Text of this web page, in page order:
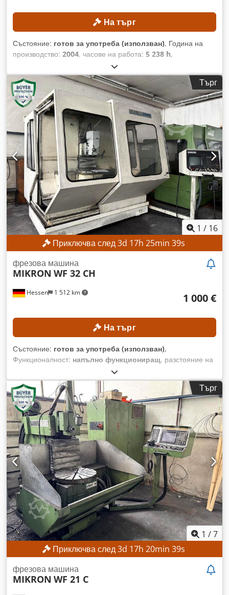
На търг
Състояние: готов за употреба (използван), Година на
производство: 2004, часове на работа: 5 238 h,
напълно функциониращ
машина/превозно средство:120007, разстояние на
движение по ост X:1 200 мм, ход по оста Y: 700 мм, ход по
оста Z:
750 мм , модел на контролер:Heidenhain TNC530,
максимална скорост на вретеното:8 000 об/мин, Без
минимална цена – гарантирана продажба на най-високата
предложена цена! ТЕХНИЧЕСКИ ДАННИ Ход по ос X: 1200
мм Ход по ос Y: 700 мм Ход по ос Z: 750 мм
Dcodpjzpwykefx Alxok Скорост на шпиндела: 8000 об./мин
ДЕТАЙЛИ ЗА МАШИНАТА Модел на управление:
Heidenhain TNC 530 Работно напрежение: 400 V / 50 Hz
Напрежение на управление: 24 V Мощност: 35 kVA
Номинален ток: 50 A Основен предпазител: 6,3 A Работни
часове Часове на работа на шпиндела: 5238 ч. Часове на
работа на системата за управление: 17 705 ч.
Търг
1 / 16
Приключва след3d 17h 25min 37s
Hessen 1 512 km
фрезова машина
MIKRON WF 32 CH
1 000 €
На търг
Състояние: готов за употреба (използван),
Функционалност: напълно функциониращ, разстояние на
, ход по оста Y:
оста Z:400 мм, максимална скорост на вретеното:6 300
об/мин , диапазон на въртене:45 °
, Без минимална цена –
гарантирана продажба на най-високата предложена цена!
ТЕХНИЧЕСКИ ДАННИ Ход на оста X: 560 мм Dodpfx
Ajzpwydslxsck Ход на оста Y: 500 мм Ход на оста Z: 400 мм
Диапазон на оборотите: 25 – 6300 об./мин Диапазон на
въртене на вертикалната фрезова глава: +45° Размер на
работната площ (вертикална): 300 x 450 мм Брой отвори за
резби: 2 x 6
Търг
1 /7
Приключва след3d 17h 20min 37s
фрезова машина
MIKRON WF 21 C